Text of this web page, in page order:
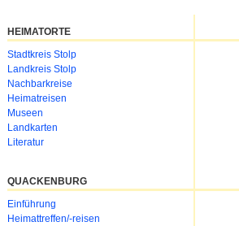
HEIMATORTE
Navigation
überspringen
Stadtkreis Stolp
Landkreis Stolp
Nachbarkreise
Heimatreisen
Museen
Landkarten
Literatur
QUACKENBURG
Navigation
überspringen
Einführung
Heimattreffen/-reisen